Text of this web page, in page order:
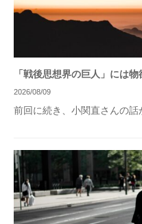
「戦後思想界の巨人」には
2026/08/09
前回に続き、小関直さんの話